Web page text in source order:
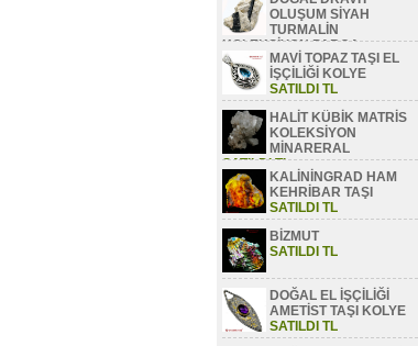
OLUŞUM SİYAH
TURMALİN
KOLEKSİYON PARÇA
SATILDI TLMAVİ TOPAZ TAŞI EL
İŞÇİLİĞİ KOLYE
SATILDI TL
HALİT KÜBİK MATRİS
KOLEKSİYON
MİNARERAL
SATILDI TL
KALİNİNGRAD HAM
KEHRİBAR TAŞI
SATILDI TL
BİZMUT
SATILDI TL
DOĞAL EL İŞÇİLİĞİ
AMETİST TAŞI KOLYE
SATILDI TL